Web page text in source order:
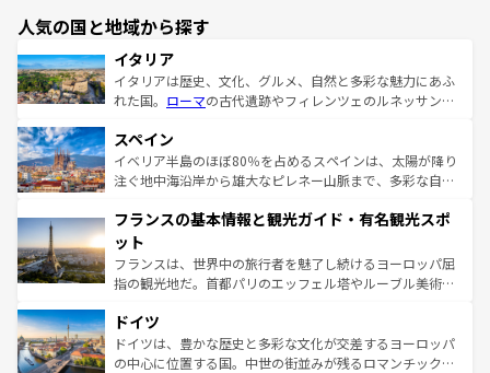
人気の国と地域から探す
イタリア
イタリアは歴史、文化、グルメ、自然と多彩な魅力にあふ
れた国。 ローマの古代遺跡やフィレンツェのルネッサンス
ろん、トスカーナの美しい田園風景やアマルフィ海岸の絶
景など、自然景観も見逃せない。観光の合間には、本場の
ピザやパスタなど、絶品のイタリア料理を堪能することも
ませてくれるイタリアで、忘れられない旅をしてみよう！
なお、新着のイタリア情報は
しい。
スペイン
イベリア半島のほぼ80％を占めるスペインは、太陽が降り
注ぐ地中海沿岸から雄大なピレネー山脈まで、多彩な自然
文化が根付くこの国では、情熱的なフラメンコ、熱気あふ
れる闘牛、そして美味しいタパスが生活の一部となってい
る。首都マドリードの洗練された雰囲気や、バルセロナの
アートに溢れた街角から、地方では古代ローマ遺跡や中世
せる。地方によって風土や気候が異なるスペインはその個
性で訪れる人を魅了する。 なお、新着のスペイン情報は コ
ンテンツ一覧を参照してほしい。
フランスの基本情報と観光ガイド・有名観光スポ
ット
フランスは、世界中の旅行者を魅了し続けるヨーロッパ屈
指の観光地だ。首都パリのエッフェル塔やルーブル美術館
で、幅広い魅力が詰まっている。華麗な宮殿、歴史的な大
聖堂、美しいビーチ、そして豊かな自然が、訪れる者を心
から魅了する。また、フランスは美食の国としても知ら
ドイツ
ドイツは、豊かな歴史と多彩な文化が交差するヨーロッパ
の中心に位置する国。中世の街並みが残るロマンチック街